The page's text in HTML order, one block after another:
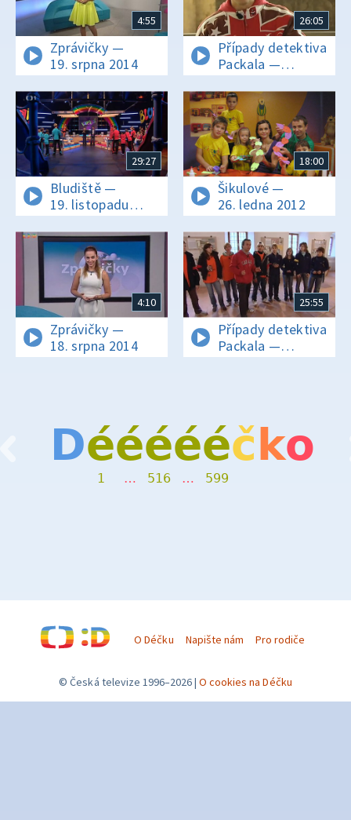
4:55
Zprávičky —
19. srpna 2014
26:05
Případy detektiva
Packala —
29. listopadu
2008
29:27
Bludiště —
19. listopadu
2011
18:00
Šikulové —
26. ledna 2012
4:10
Zprávičky —
18. srpna 2014
25:55
Případy detektiva
Packala —
22. listopadu
Dé
1
é
…
é
516
é
…
é
599
č ko
O Déčku Napište nám Pro rodiče
© Česká televize 1996–2026 O cookies na Déčku